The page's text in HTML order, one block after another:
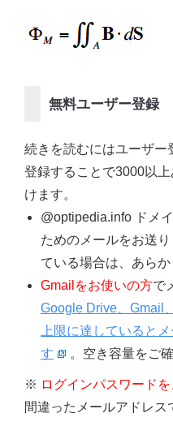
無料ユーザー登録
続きを読むにはユーザー
登録することで3000以
けます。
@optipedia.info ドメ
ためのメールをお送り
ている場合は、あらか
Gmailをお使いの方で
Google Drive、Gmail
上限に達していると
す
。空き容量をご
※ ログインパスワード
間違ったメールアドレス